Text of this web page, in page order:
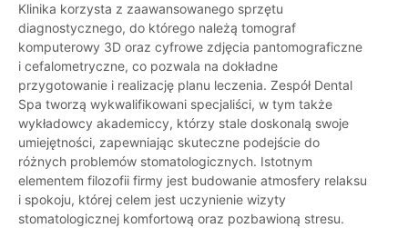
Klinika korzysta z zaawansowanego sprzętu
diagnostycznego, do którego należą tomograf
komputerowy 3D oraz cyfrowe zdjęcia pantomograficzne
i cefalometryczne, co pozwala na dokładne
przygotowanie i realizację planu leczenia. Zespół Dental
Spa tworzą wykwalifikowani specjaliści, w tym także
wykładowcy akademiccy, którzy stale doskonalą swoje
umiejętności, zapewniając skuteczne podejście do
różnych problemów stomatologicznych. Istotnym
elementem filozofii firmy jest budowanie atmosfery relaksu
i spokoju, której celem jest uczynienie wizyty
stomatologicznej komfortową oraz pozbawioną stresu.